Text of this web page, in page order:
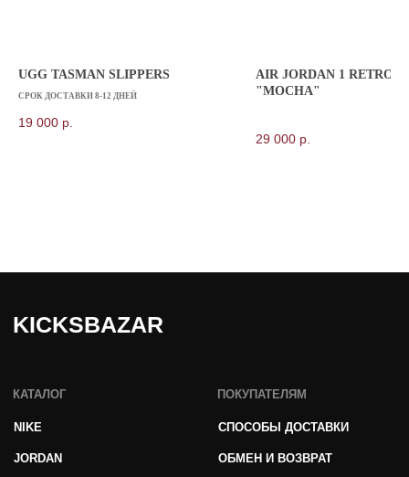
UGG TASMAN SLIPPERS
СРОК ДОСТАВКИ 8-12 ДНЕЙ
19 000 р.
AIR JORDAN 1 RETRO
"MOCHA"
29 000 р.
© 2025 kicksbazar. Все права защищены.